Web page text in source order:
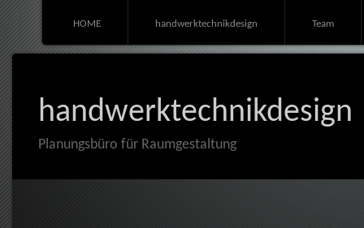
HOME handwerktechnikdesign Team
handwerktechnikdesign
Planungsbüro für Raumgestaltung